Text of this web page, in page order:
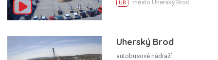
UB město Uherský Brod
Uherský Brod
autobusové nádraží